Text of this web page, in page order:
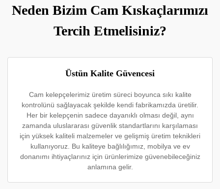
Neden Bizim Cam Kıskaçlarımızı
Tercih Etmelisiniz?
Üstün Kalite Güvencesi
Cam kelepçelerimiz üretim süreci boyunca sıkı kalite
kontrolünü sağlayacak şekilde kendi fabrikamızda üretilir.
Her bir kelepçenin sadece dayanıklı olması değil, aynı
zamanda uluslararası güvenlik standartlarını karşılaması
için yüksek kaliteli malzemeler ve gelişmiş üretim teknikleri
kullanıyoruz. Bu kaliteye bağlılığımız, mobilya ve ev
donanımı ihtiyaçlarınız için ürünlerimize güvenebileceğiniz
anlamına gelir.